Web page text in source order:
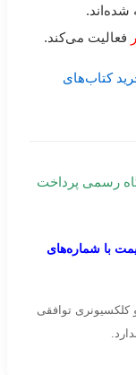
شده‌اند.
فعالیت می‌کند.
کتاب‌های
رسمی پرداخت
با شماره‌های
توافقی